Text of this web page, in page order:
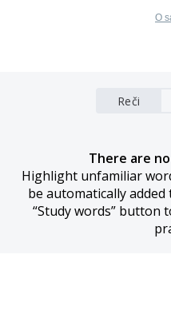
O
Reči
There are
Highlight unfamiliar
be automatically
“Study words”